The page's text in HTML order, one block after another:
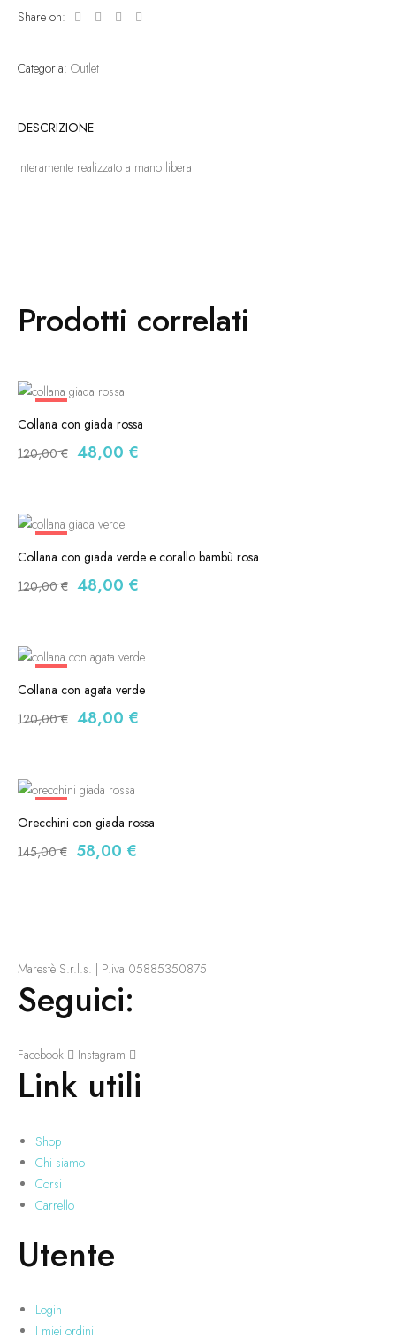
Share on:
Categoria: Outlet
DESCRIZIONE
Interamente realizzato a mano libera
Prodotti correlati
-60%
Collana con giada rossa
120,00€ Il
prezzo
120,00 €.
48,00 €
-60%
Collana con giada verde e corallo bambù rosa
120,00€ Il
prezzo
120,00 €.
48,00 €
48,00 €.
-60%
Collana con agata verde
120,00€ Il
prezzo
120,00 €.
48,00 €
-60%
Orecchini con giada rossa
145,00€ Il
prezzo
58,00 €
Marestè S.r.l.s. | P.iva 05885350875
Seguici:
Facebook Instagram
Link utili
Shop
Chi siamo
Corsi
Carrello
Utente
Login
I miei ordini